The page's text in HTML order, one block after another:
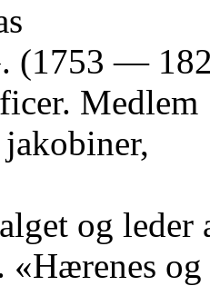
(1753 —
Medlem
og leder
«Hærenes og